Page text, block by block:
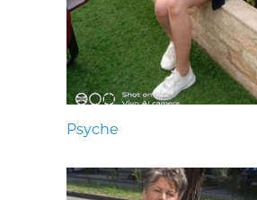
Psyche